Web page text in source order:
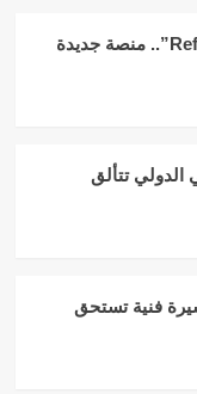
آلاء الرفاعي تعلن انطلاق معرض “Reference”.. منصة جديدة
الدولي تتألق
فنية تستحق